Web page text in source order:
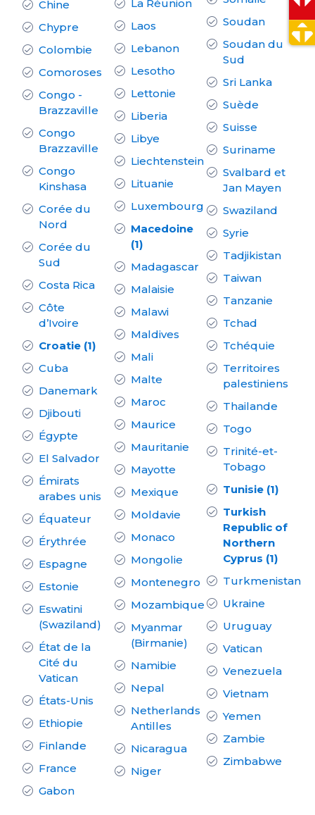
Chine
Chypre
Colombie
Comoroses
Congo -
Brazzaville
Congo
Brazzaville
Congo
Kinshasa
Corée du
Nord
Corée du
Sud
Costa Rica
Côte
d’Ivoire
Croatie (1)
Cuba
Danemark
Djibouti
Égypte
El Salvador
Émirats
arabes unis
Équateur
Érythrée
Espagne
Estonie
Eswatini
(Swaziland)
État de la
Cité du
Vatican
États-Unis
Ethiopie
Finlande
France
Gabon
La Réunion
Laos
Lebanon
Lesotho
Lettonie
Liberia
Libye
Liechtenstein
Lituanie
Luxembourg
Macedoine
(1)
Madagascar
Malaisie
Malawi
Maldives
Mali
Malte
Maroc
Maurice
Mauritanie
Mayotte
Mexique
Moldavie
Monaco
Mongolie
Montenegro
Mozambique
Myanmar
(Birmanie)
Namibie
Nepal
Netherlands
Antilles
Nicaragua
Niger
Soudan
Soudan du
Sud
Sri Lanka
Suède
Suisse
Suriname
Svalbard et
Jan Mayen
Swaziland
Syrie
Tadjikistan
Taiwan
Tanzanie
Tchad
Tchéquie
Territoires
palestiniens
Thailande
Togo
Trinité-et-
Tobago
Tunisie (1)
Turkish
Republic of
Northern
Cyprus (1)
Turkmenistan
Ukraine
Uruguay
Vatican
Venezuela
Vietnam
Yemen
Zambie
Zimbabwe